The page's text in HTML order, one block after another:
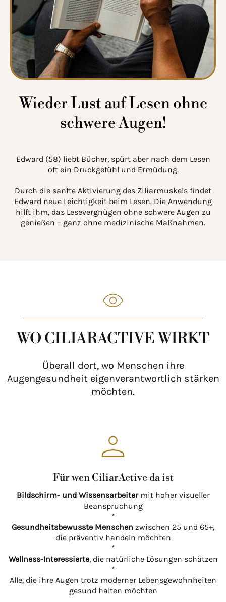
Wieder Lust auf Lesen ohne
schwere Augen!
Edward (58) liebt Bücher, spürt aber nach dem Lesen
oft ein Druckgefühl und Ermüdung.
Durch die sanfte Aktivierung des Ziliarmuskels findet
Edward neue Leichtigkeit beim Lesen. Die Anwendung
hilft ihm, das Lesevergnügen ohne schwere Augen zu
genießen – ganz ohne medizinische Maßnahmen.
WO CILIARACTIVE WIRKT
Überall dort, wo Menschen ihre
Augengesundheit eigenverantwortlich stärken
möchten.
Für wen CiliarActive da ist
Bildschirm- und Wissensarbeitermit hoher visueller
Beanspruchung
*
Gesundheitsbewusste Menschen zwischen 25 und 65+,
die präventiv handeln möchten
*
Wellness-Interessierte, die natürliche Lösungen schätzen
*
Alle, die ihre Augen trotz moderner Lebensgewohnheiten
gesund halten möchten